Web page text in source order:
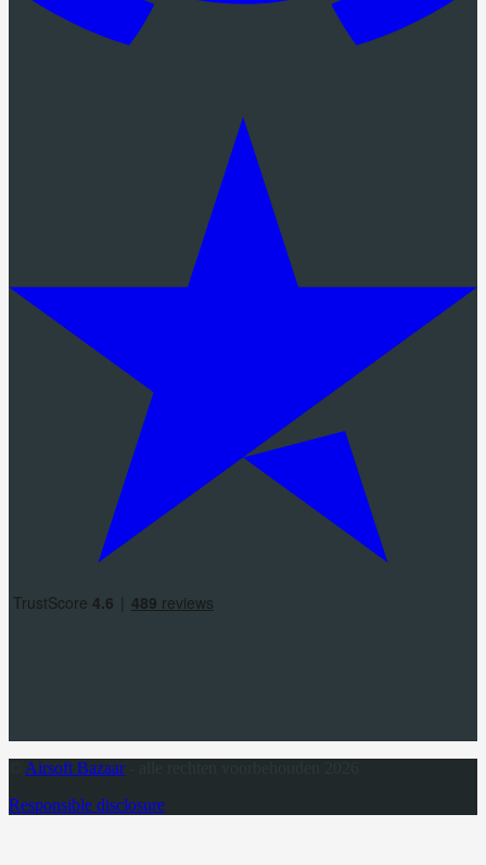
Airsoft Bazaar- alle rechten voorbehouden 2026
Responsible disclosure